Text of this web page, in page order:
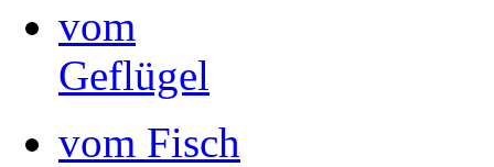
vom
Geflügel
vom Fisch